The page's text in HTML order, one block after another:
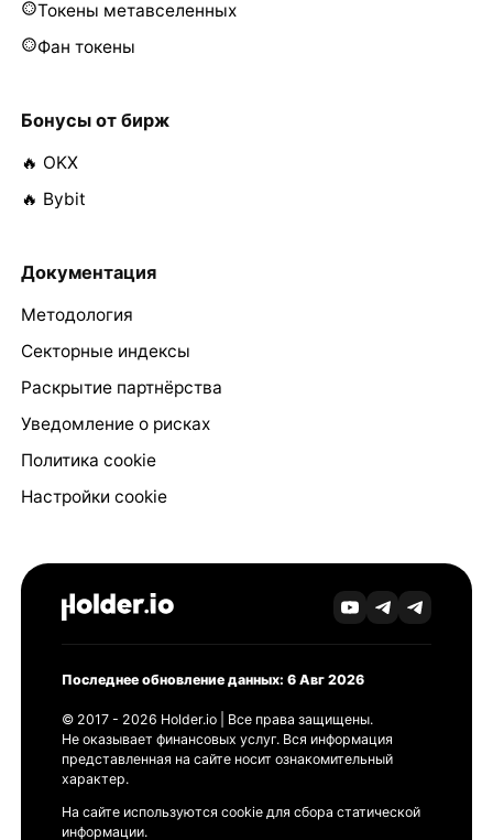
Токены метавселенных
Фан токены
Бонусы от бирж
🔥 OKX
🔥 Bybit
Документация
Методология
Секторные индексы
Раскрытие партнёрства
Уведомление о рисках
Политика cookie
Настройки cookie
Последнее обновление данных: 6 Авг 2026
© 2017 - 2026 Holder.io | Все права защищены.
Не оказывает финансовых услуг. Вся информация
представленная на сайте носит ознакомительный
характер.
На сайте используются cookie для сбора статической
информации.